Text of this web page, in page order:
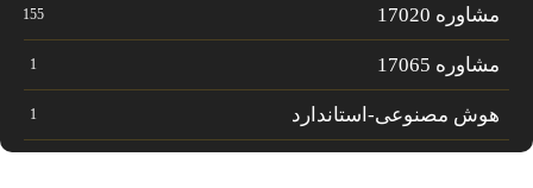
مشاوره 17020 155
مشاوره 17065 1
هوش مصنوعی-استاندارد 1